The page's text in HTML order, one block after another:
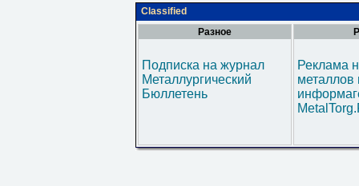
Classified
Разное
Подписка на журнал
Металлургический
Бюллетень
Реклама
металлов